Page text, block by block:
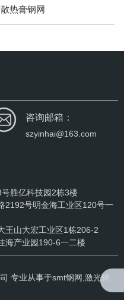
散热膏钢网
咨询邮箱：
szyinhai@163.com
胜亿科技园2栋3楼
2192号明金海工业区120号一
王山大宏工业区1栋206-2
海产业园190-6一二楼
专业从事于smt钢网 激光钢